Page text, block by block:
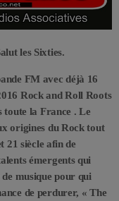
les Sixties.
FM avec déjà 16
Rock and Roll Roots
toute la France . Le
origines du Rock tout
21 siècle afin de
émergents qui
musique pour qui
de perdurer, « The